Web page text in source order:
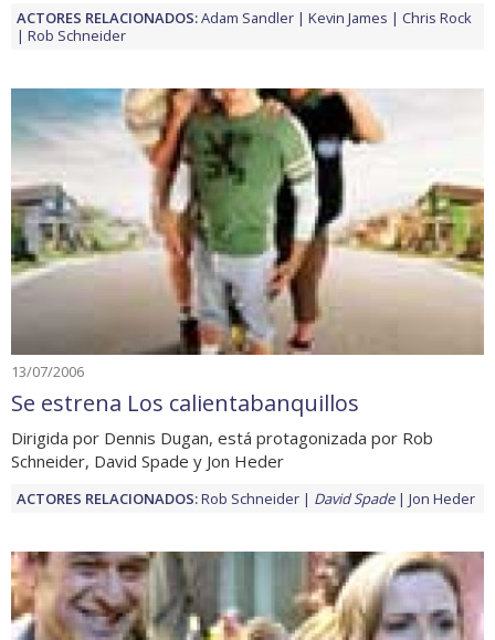
ACTORES RELACIONADOS:Adam Sandler Kevin James
Chris Rock
Rob Schneider
13/07/2006
Se estrena Los calientabanquillos
Dirigida por Dennis Dugan, está protagonizada por Rob
Schneider, David Spade y Jon Heder
ACTORES RELACIONADOS:Rob Schneider David Spade Jon Heder